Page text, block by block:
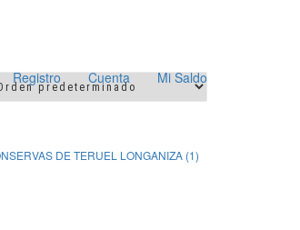
Registro Cuenta Mi Saldo